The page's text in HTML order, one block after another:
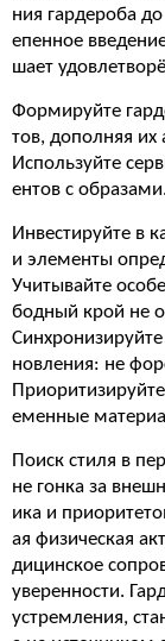
ния гардероба
епенное
шает
Формируйте
тов, дополняя
Используйте
ентов с образами.
Инвестируйте в
и элементы
Учитывайте
бодный крой не
новления: не
еменные
Поиск стиля в
не гонка за
ика и
ая физическая
дицинское
уверенности.
устремления,